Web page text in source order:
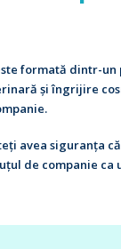
formată dintr-
și îngrijire
avea siguranța
de companie ca